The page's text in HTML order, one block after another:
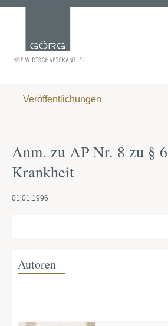
Veröffentlichungen
Anm. zu AP Nr. 8 zu §
Krankheit
01.01.1996
Autoren